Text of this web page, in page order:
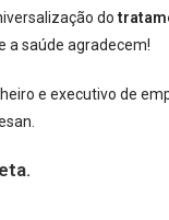
do
a saúde agradecem!
e executivo de